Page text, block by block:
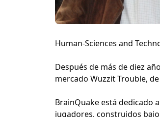
Human-Sciences and
Después de más de diez
mercado Wuzzit Trouble,
BrainQuake está dedicado
jugadores, construidos